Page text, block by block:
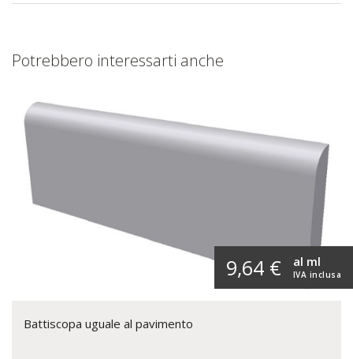
Potrebbero interessarti anche
9,64 € IVA inclusa
al ml
Battiscopa uguale al pavimento